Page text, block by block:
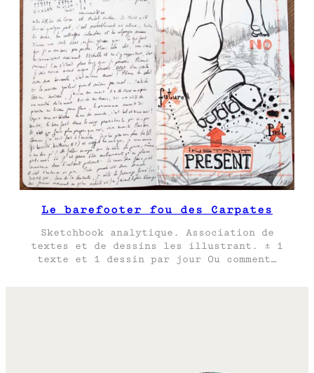
Le barefooter fou des Carpates
Sketchbook analytique. Association de
textes et de dessins les illustrant. ± 1
texte et 1 dessin par jour Ou comment…